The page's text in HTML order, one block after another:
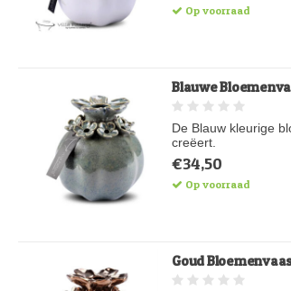
Op voorraad
Blauwe
De Blauw kleurige
creëert.
€34,50
Op voorraad
Goud